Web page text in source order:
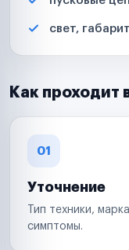
свет,
Как проходит
01
Уточнение
Тип техники,
симптомы.